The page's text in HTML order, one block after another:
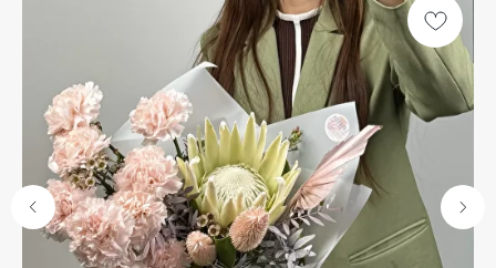
Уход за букетом
Отзывы
Школа флористики
Доставка и оплата
О студии
Каталог
Меню
Наши линейки
Дари. Радуйся.
Люби.